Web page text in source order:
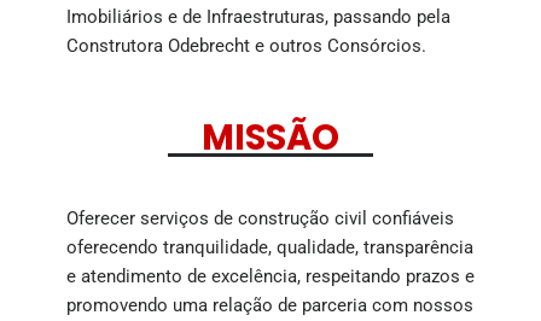
Imobiliários e de Infraestruturas, passando pela
Construtora Odebrecht e outros Consórcios.
MISSÃO
Oferecer serviços de construção civil confiáveis
oferecendo tranquilidade, qualidade, transparência
e atendimento de excelência, respeitando prazos e
promovendo uma relação de parceria com nossos